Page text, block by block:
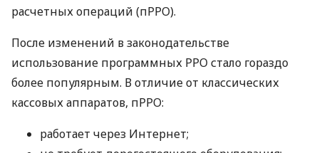
расчетных операций (пРРО).
После изменений в законодательстве
использование программных РРО стало гораздо
более популярным. В отличие от классических
кассовых аппаратов, пРРО:
работает через Интернет;